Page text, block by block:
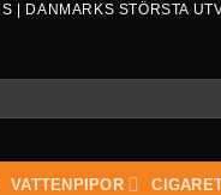
| DANMARKS STÖRSTA
VATTENPIPOR